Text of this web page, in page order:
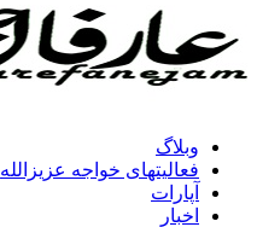
وبلاگ
فعالیتهای خواجه عزیزالله
آپارات
اخبار